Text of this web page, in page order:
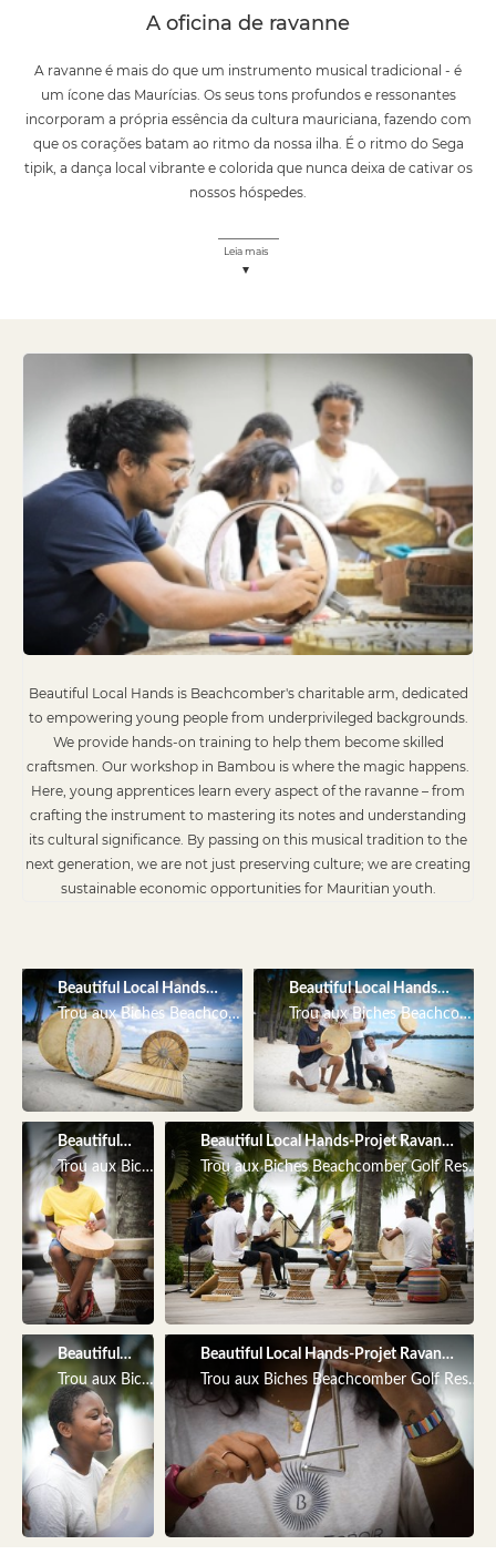
A oficina de ravanne
A ravanne é mais do que um instrumento musical tradicional - é
um ícone das Maurícias. Os seus tons profundos e ressonantes
incorporam a própria essência da cultura mauriciana, fazendo com
que os corações batam ao ritmo da nossa ilha. É o ritmo do Sega
tipik, a dança local vibrante e colorida que nunca deixa de cativar os
nossos hóspedes.
Leia mais
Beautiful Local Hands is Beachcomber's charitable arm, dedicated
to empowering young people from underprivileged backgrounds.
We provide hands-on training to help them become skilled
craftsmen. Our workshop in Bambou is where the magic happens.
Here, young apprentices learn every aspect of the ravanne – from
crafting the instrument to mastering its notes and understanding
its cultural significance. By passing on this musical tradition to the
next generation, we are not just preserving culture; we are creating
sustainable economic opportunities for Mauritian youth.
Beautiful Local Hands-Projet Ravanne
Trou aux Biches Beachcomber Golf Resort & Spa
Beautiful Local Hands-Projet
Trou aux Biches
Beautiful Local Hands-Projet Ravanne
Trou aux Biches Beachcomber Golf Resort & Spa
Beautiful Local Hands-Projet Ravanne
Trou aux Biches Beachcomber Golf Resort
Beautiful Local Hands-Projet Ravanne
Trou aux Biches Beachcomber Golf Resort & Spa
Beautiful Local Hands-Projet Ravanne
Trou aux Biches Beachcomber Golf Resort